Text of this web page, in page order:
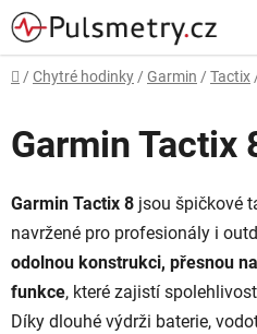
Přejít
na
obsah
Domů
/ Chytré hodinky / Garmin / Tactix
Garmin Tactix
Garmin Tactix 8 jsou špičkové
navržené pro profesionály i
odolnou konstrukci, přesnou
funkce, které zajistí
Díky dlouhé výdrži baterie,